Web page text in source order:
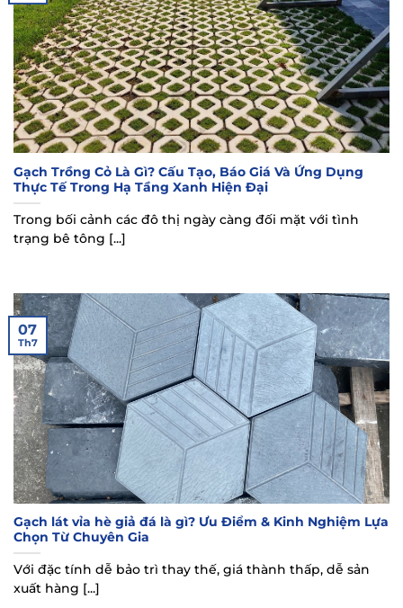
Gạch Trồng Cỏ Là Gì? Cấu Tạo, Báo Giá Và Ứng Dụng
Thực Tế Trong Hạ Tầng Xanh Hiện Đại
Trong bối cảnh các đô thị ngày càng đối mặt với tình
trạng bê tông [...]
Gạch lát vỉa hè giả đá là gì? Ưu Điểm & Kinh Nghiệm Lựa
Chọn Từ Chuyên Gia
Với đặc tính dễ bảo trì thay thế, giá thành thấp, dễ sản
xuất hàng [...]
07
Th7